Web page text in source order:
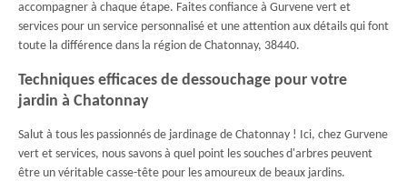
accompagner à chaque étape. Faites confiance à Gurvene vert et
services pour un service personnalisé et une attention aux détails qui font
toute la différence dans la région de Chatonnay, 38440.
Techniques efficaces de dessouchage pour votre
jardin à Chatonnay
Salut à tous les passionnés de jardinage de Chatonnay ! Ici, chez Gurvene
vert et services, nous savons à quel point les souches d'arbres peuvent
être un véritable casse-tête pour les amoureux de beaux jardins.